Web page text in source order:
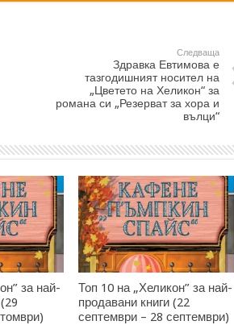
Следваща
Здравка Евтимова е
тазгодишният носител на
„Цветето на Хеликон“ за
романа си „Резерват за хора и
вълци“
за най-
Топ 10 на „Хеликон” за най-
продавани книги (22
септември – 28 септември)